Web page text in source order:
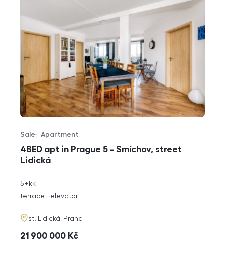
4BED apt in Prague 5 - Smíchov, street
Lidická
Offer type
Sale
Property type
Apartment
rozměry
disposition
5+kk
funkce
terrace elevator
adresa
st. Lidická, Praha
cena
21 900 000 Kč